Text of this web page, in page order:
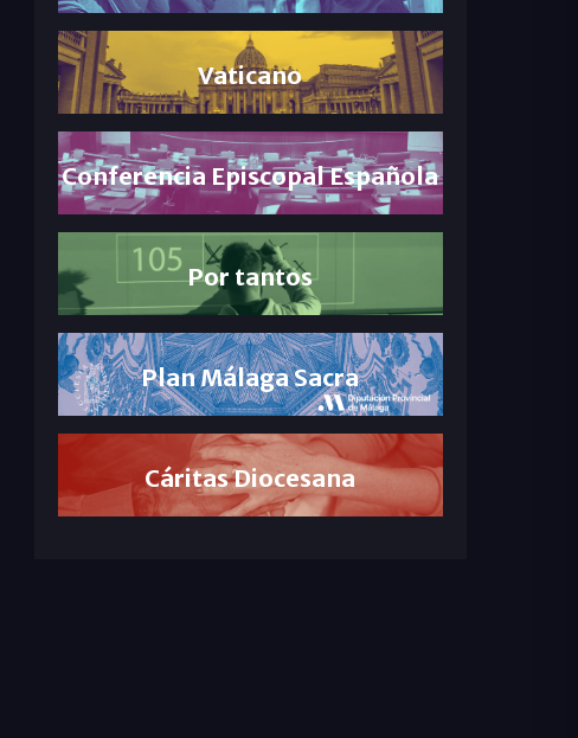
Vaticano
Conferencia Episcopal Española
Por tantos
Plan Málaga Sacra
Cáritas Diocesana